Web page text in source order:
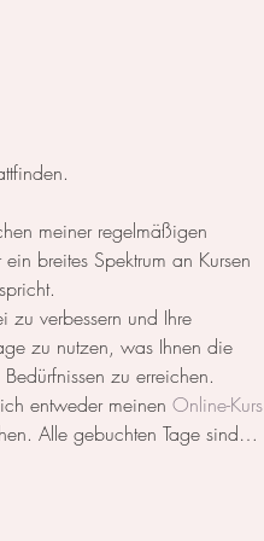
meiner regelmäßigen
breites Spektrum an Kursen
zu verbessern und Ihre
zu nutzen, was Ihnen die
zu erreichen.
entweder meinen Online-Kurs
Alle gebuchten Tage sind…